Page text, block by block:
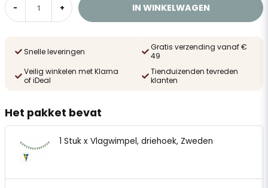
- + IN WINKELWAGEN
Snelle leveringen
Gratis verzending vanaf €
49
Veilig winkelen met Klarna
of iDeal
Tienduizenden tevreden
klanten
Het pakket bevat
1 Stuk x Vlagwimpel, driehoek, Zweden